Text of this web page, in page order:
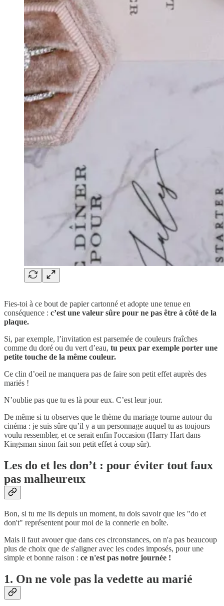
Fies-toi à ce bout de papier cartonné et adopte une tenue en
conséquence : c’est une valeur sûre pour ne pas être à côté de la
plaque.
Si, par exemple, l’invitation est parsemée de couleurs fraîches
comme du doré ou du vert d’eau, tu peux par exemple porter une
petite touche de la même couleur.
Ce clin d’oeil ne manquera pas de faire son petit effet auprès des
mariés !
N’oublie pas que tu es là pour eux. C’est leur jour.
De même si tu observes que le thème du mariage tourne autour du
cinéma : je suis sûre qu’il y a un personnage auquel tu as toujours
voulu ressembler, et ce serait enfin l'occasion (Harry Hart dans
Kingsman sinon fait son petit effet à coup sûr).
Les do et les don’t : pour éviter tout faux
pas malheureux
Bon, si tu me lis depuis un moment, tu dois savoir que les "do et
don't" représentent pour moi de la connerie en boîte.
Mais il faut avouer que dans ces circonstances, on n'a pas beaucoup
plus de choix que de s'aligner avec les codes imposés, pour une
simple et bonne raison : ce n'est pas notre journée !
1. On ne vole pas la vedette au marié